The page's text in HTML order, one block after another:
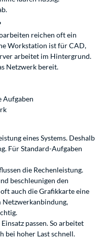
reichen oft ein
Workstation ist für CAD,
arbeitet im Hintergrund.
Netzwerk bereit.
Aufgaben
eines Systems. Deshalb
Für Standard-Aufgaben
die Rechenleistung.
beschleunigen den
auch die Grafikkarte eine
Netzwerkanbindung,
passen. So arbeitet
bei hoher Last schnell.